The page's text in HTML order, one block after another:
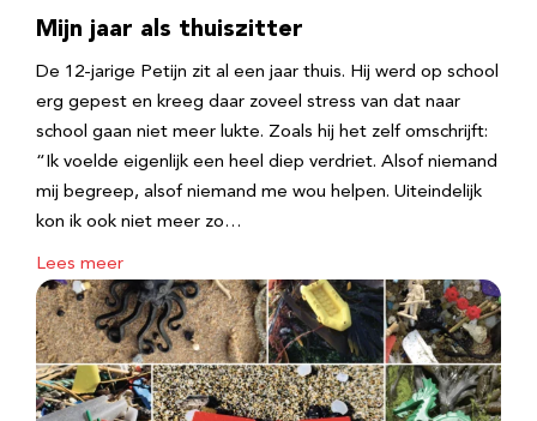
Mijn jaar als thuiszitter
De 12-jarige Petijn zit al een jaar thuis. Hij werd op school
erg gepest en kreeg daar zoveel stress van dat naar
school gaan niet meer lukte. Zoals hij het zelf omschrijft:
“Ik voelde eigenlijk een heel diep verdriet. Alsof niemand
mij begreep, alsof niemand me wou helpen. Uiteindelijk
kon ik ook niet meer zo…
Lees meer